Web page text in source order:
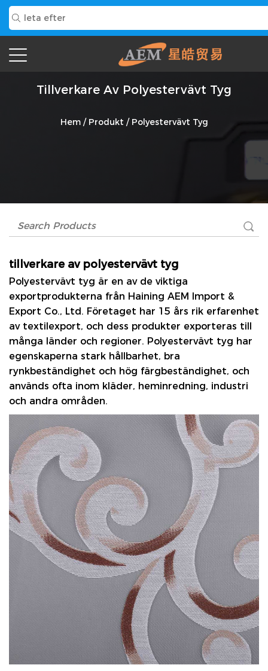
Tillverkare Av Polyestervävt Tyg
Hem/ Produkt / Polyestervävt Tyg
tillverkare av polyestervävt tyg
Polyestervävt tyg är en av de viktiga
exportprodukterna från Haining AEM Import &
Export Co., Ltd. Företaget har 15 års rik erfarenhet
av textilexport, och dess produkter exporteras till
många länder och regioner. Polyestervävt tyg har
egenskaperna stark hållbarhet, bra
rynkbeständighet och hög färgbeständighet, och
används ofta inom kläder, heminredning, industri
och andra områden.